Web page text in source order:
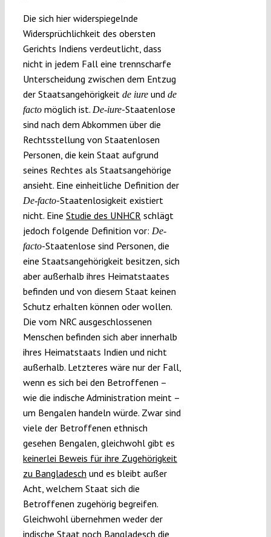
Die sich hier widerspiegelnde
Widersprüchlichkeit des obersten
Gerichts Indiens verdeutlicht, dass
nicht in jedem Fall eine trennscharfe
Unterscheidung zwischen dem Entzug
der Staatsangehörigkeit de iureund de
factomöglich ist. De-iure-Staatenlose
sind nach dem Abkommen über die
Rechtsstellung von Staatenlosen
Personen, die kein Staat aufgrund
seines Rechtes als Staatsangehörige
ansieht. Eine einheitliche Definition der
De-facto-Staatenlosigkeit existiert
nicht. Eine Studie des UNHCR schlägt
jedoch folgende Definition vor: De-
facto-Staatenlose sind Personen, die
eine Staatsangehörigkeit besitzen, sich
aber außerhalb ihres Heimatstaates
befinden und von diesem Staat keinen
Schutz erhalten können oder wollen.
Die vom NRC ausgeschlossenen
Menschen befinden sich aber innerhalb
ihres Heimatstaats Indien und nicht
außerhalb. Letzteres wäre nur der Fall,
wenn es sich bei den Betroffenen –
wie die indische Administration meint –
um Bengalen handeln würde. Zwar sind
viele der Betroffenen ethnisch
gesehen Bengalen, gleichwohl gibt es
keinerlei Beweis für ihre Zugehörigkeit
zu Bangladesch und es bleibt außer
Acht, welchem Staat sich die
Betroffenen zugehörig begreifen.
Gleichwohl übernehmen weder der
indische Staat noch Bangladesch die